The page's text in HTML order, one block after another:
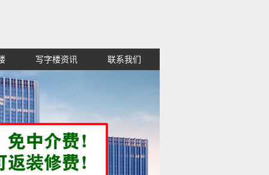
便宜,高新区红谷滩西湖东湖青山
写字楼资讯 联系我们